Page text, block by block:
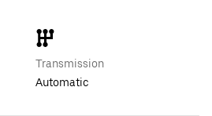
Transmission
Automatic